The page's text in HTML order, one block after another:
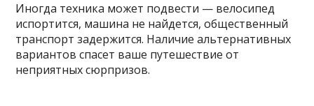
Иногда техника может подвести — велосипед
испортится, машина не найдется, общественный
транспорт задержится. Наличие альтернативных
вариантов спасет ваше путешествие от
неприятных сюрпризов.